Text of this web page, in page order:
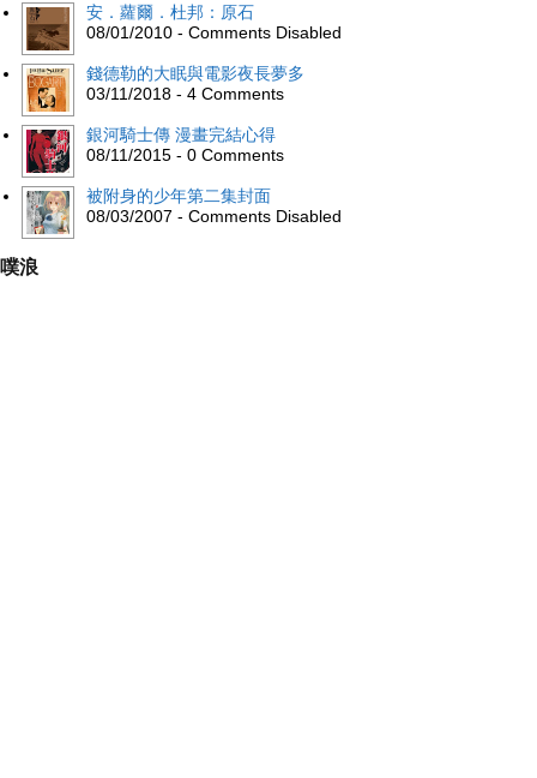
安．蘿爾．杜邦：原石
08/01/2010 - Comments Disabled
錢德勒的大眠與電影夜長夢多
03/11/2018 - 4 Comments
銀河騎士傳 漫畫完結心得
08/11/2015 - 0 Comments
被附身的少年第二集封面
08/03/2007 - Comments Disabled
噗浪